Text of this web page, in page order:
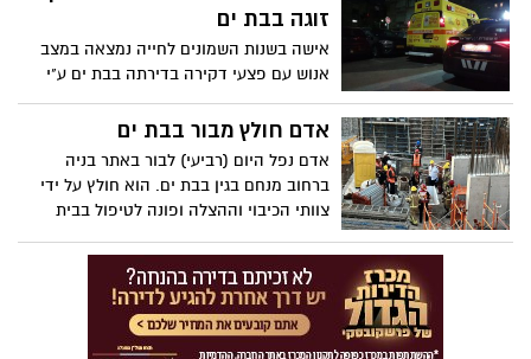
זוגה בבת ים
אישה בשנות השמונים לחייה נמצאה במצב
אנוש עם פצעי דקירה בדירתה בבת ים ע"י
חובשים ופארמדיקים של מד"א. לאחר
טיפולים רפואיים ופעילות החייאה - נקבע
אדם חולץ מבור בבת ים
אדם נפל היום (רביעי) לבור באתר בניה
ברחוב מנחם בגין בבת ים. הוא חולץ על ידי
צוותי הכיבוי וההצלה ופונה לטיפול בבית